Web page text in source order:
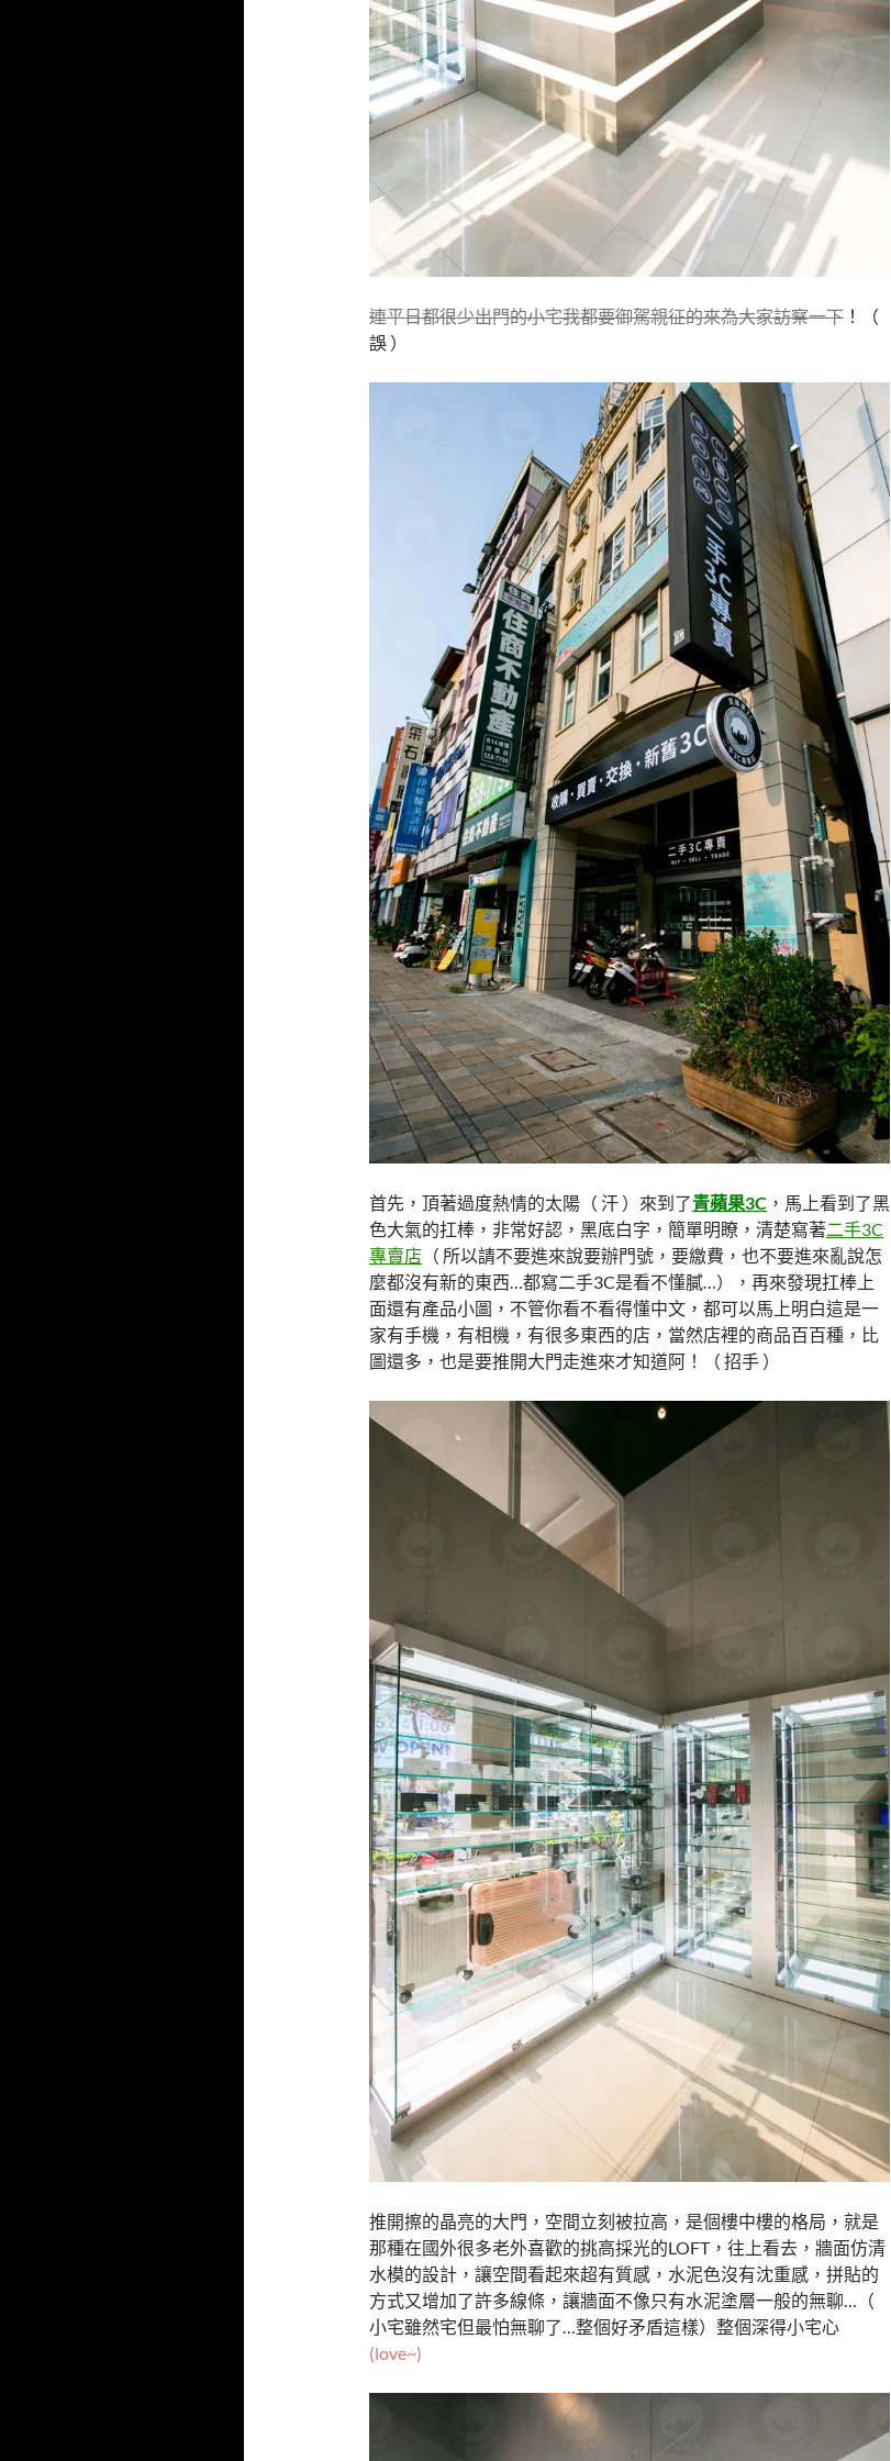
連平日都很少出門的小宅我都要御駕親征的來為大家訪察一下 ！（
誤 ）
首先，頂著過度熱情的太陽（ 汗 ）來到了青蘋果3C ，馬上看到了黑
色大氣的扛棒，非常好認，黑底白字，簡單明瞭，清楚寫著二手3C
專賣店 （ 所以請不要進來說要辦門號，要繳費，也不要進來亂說怎
麼都沒有新的東西…都寫二手3C是看不懂膩…），再來發現扛棒上
面還有產品小圖，不管你看不看得懂中文，都可以馬上明白這是一
家有手機，有相機，有很多東西的店，當然店裡的商品百百種，比
圖還多，也是要推開大門走進來才知道阿！（ 招手 ）
推開擦的晶亮的大門，空間立刻被拉高，是個樓中樓的格局，就是
那種在國外很多老外喜歡的挑高採光的LOFT，往上看去，牆面仿清
水模的設計，讓空間看起來超有質感，水泥色沒有沈重感，拼貼的
方式又增加了許多線條，讓牆面不像只有水泥塗層一般的無聊…（
小宅雖然宅但最怕無聊了…整個好矛盾這樣）整個深得小宅心
(love~)